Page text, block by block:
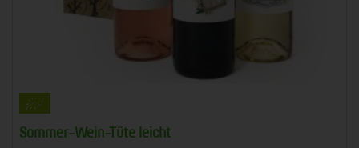
Sommer-Wein-Tüte leicht